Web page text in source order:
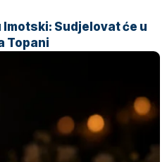
Sudjelovat će u
Topani